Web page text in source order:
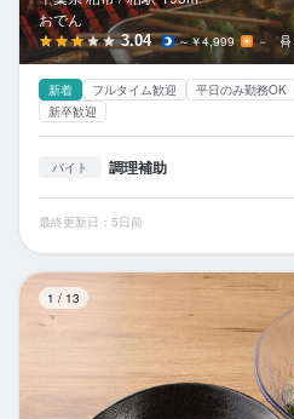
おでん
3.04 ～￥4,999 －
新着 フルタイム歓迎 平日のみ勤務OK
新卒歓迎
バイト 調理補助
最終更新日：5日前
1 / 13